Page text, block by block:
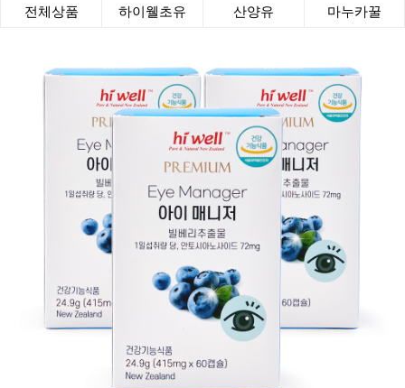
전체상품 하이웰초유 산양유 마누카꿀